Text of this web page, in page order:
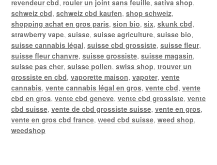
revendeur cbd, rouler un joint sans feuille, sativa shop,
schweiz cbd, schweiz cbd kaufen, shop schweiz,
shopping achat en gros paris, sion bio, six, skunk cbd,
strawberry vape, suisse, suisse agriculture, suisse bio,
suisse cannabis légal, suisse cbd grossiste, suisse fleur,
suisse fleur chanvre, suisse grossiste, suisse magasin,
suisse pas cher, suisse pollen, swiss shop, trouver un
grossiste en cbd, vaporette maison, vapoter, vente
cannabis, vente cannabis légal en gros, vente cbd, vente
cbd en gros, vente cbd geneve, vente cbd grossiste, vente
cbd suisse, vente de cbd grossiste suisse, vente en gros,
vente en gros cbd france, weed cbd suisse, weed shop,
weedshop